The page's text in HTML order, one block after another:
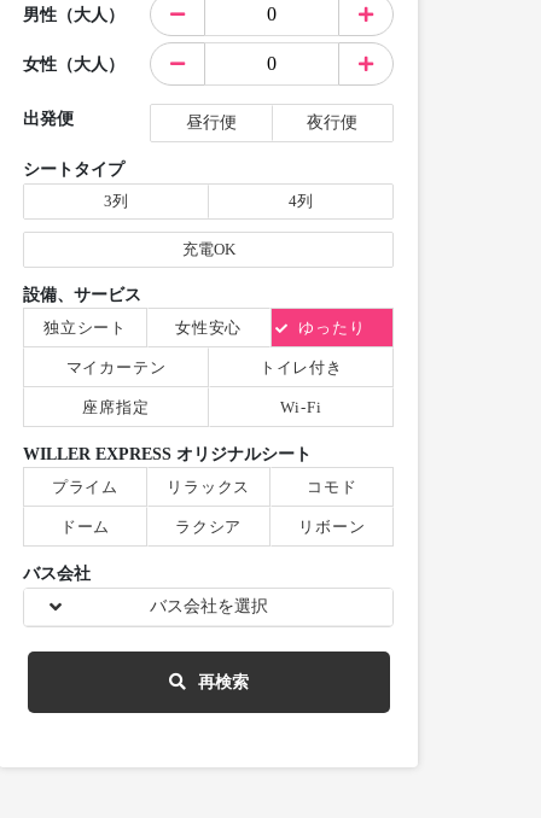
男性（大人）
女性（大人）
出発便 昼行便 夜行便
シートタイプ
3列
4列
充電OK
設備、サービス
独立シート
女性安心 ゆったり
マイカーテン トイレ付き
座席指定 Wi-Fi
WILLER EXPRESS オリジナルシート
プライム
リラックス コモド
ドーム ラクシア リボーン
バス会社
バス会社を選択
再検索